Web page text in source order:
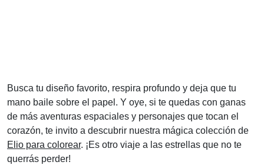
Busca tu diseño favorito, respira profundo y deja que tu
mano baile sobre el papel. Y oye, si te quedas con ganas
de más aventuras espaciales y personajes que tocan el
corazón, te invito a descubrir nuestra mágica colección de
Elio para colorear. ¡Es otro viaje a las estrellas que no te
querrás perder!